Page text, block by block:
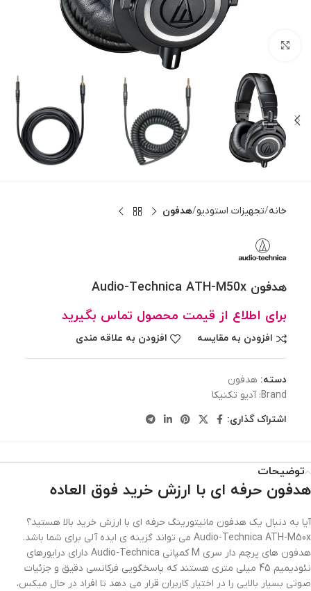
خانه تجهیزات استودیو هدفون
هدفون Audio-Technica ATH-M50x
برای اطلاع از قیمت محصول تماس بگیرید
افزودن به مقایسه افزودن به علاقه مندی
دسته: هدفون
Brand: آدیو تکنیکا
اشتراک گذاری:
توضیحات
هدفون حرفه ای با ارزش خرید فوق العاده
آیا به دنبال یک هدفون مانیتورینگ حرفه ای با ارزش خرید بالا هستید؟
Audio-Technica ATH-M50x می تواند گزینه ی ایده آلی برای شما باشد.
هدفون های پرچم دار سری M کمپانی Audio-Technica دارای درایورهای
نئودیمیم 45 میلی متری هستند که پاسخگویی فرکانسی دقیق و جزئیات
صوتی بسیار بالایی را در اختیار کاربران قرار می دهد تا افراد در حال میکس،